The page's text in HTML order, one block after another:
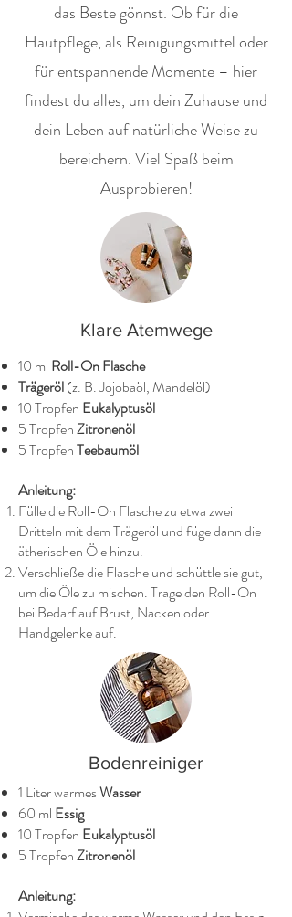
das Beste gönnst. Ob für die
Hautpflege, als Reinigungsmittel oder
für entspannende Momente – hier
findest du alles, um dein Zuhause und
dein Leben auf natürliche Weise zu
bereichern. Viel Spaß beim
Ausprobieren!
Klare Atemwege
10 ml Roll-On Flasche
Trägeröl(z. B. Jojobaöl, Mandelöl)
10 Tropfen Eukalyptusöl
5 TropfenZitronenöl
5 TropfenTeebaumöl
Anleitung:
Fülle die Roll-On Flasche zu etwa zwei
Dritteln mit dem Trägeröl und füge dann die
ätherischen Öle hinzu.
Verschließe die Flasche und schüttle sie gut,
um die Öle zu mischen. Trage den Roll-On
bei Bedarf auf Brust, Nacken oder
Handgelenke auf.
Bodenreiniger
1 Liter warmesWasser
60 ml Essig
10 Tropfen Eukalyptusöl
5 TropfenZitronenöl
Anleitung: